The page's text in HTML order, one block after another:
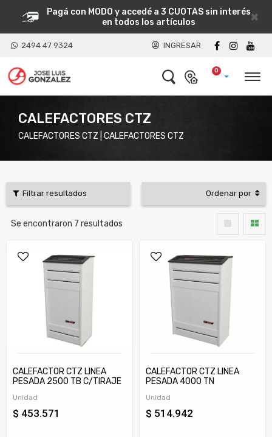
×
Pagá con MODO y accedé a 3 CUOTAS sin interés
en todos los artículos
2494 47 9324 INGRESAR
0
CALEFACTORES CTZ
CALEFACTORES CTZ | CALEFACTORES CTZ
Filtrar resultados Ordenar por
Se encontraron 7 resultados
CALEFACTOR CTZ LINEA
PESADA 2500 TB C/TIRAJE
Unidad
$ 453.571
CALEFACTOR CTZ LINEA
PESADA 4000 TN
Unidad
$ 514.942